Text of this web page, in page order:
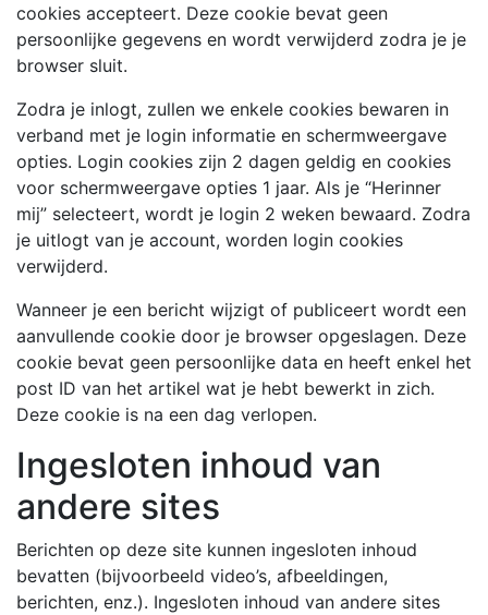
cookies accepteert. Deze cookie bevat geen
persoonlijke gegevens en wordt verwijderd zodra je je
browser sluit.
Zodra je inlogt, zullen we enkele cookies bewaren in
verband met je login informatie en schermweergave
opties. Login cookies zijn 2 dagen geldig en cookies
voor schermweergave opties 1 jaar. Als je “Herinner
mij” selecteert, wordt je login 2 weken bewaard. Zodra
je uitlogt van je account, worden login cookies
verwijderd.
Wanneer je een bericht wijzigt of publiceert wordt een
aanvullende cookie door je browser opgeslagen. Deze
cookie bevat geen persoonlijke data en heeft enkel het
post ID van het artikel wat je hebt bewerkt in zich.
Deze cookie is na een dag verlopen.
Ingesloten inhoud van
andere sites
Berichten op deze site kunnen ingesloten inhoud
bevatten (bijvoorbeeld video’s, afbeeldingen,
berichten, enz.). Ingesloten inhoud van andere sites